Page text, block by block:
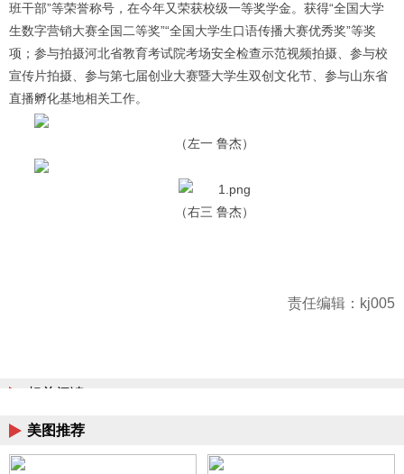
班干部”等荣誉称号，在今年又荣获校级一等奖学金。获得“全国大学
生数字营销大赛全国二等奖”“全国大学生口语传播大赛优秀奖”等奖
项；参与拍摄河北省教育考试院考场安全检查示范视频拍摄、参与校
宣传片拍摄、参与第七届创业大赛暨大学生双创文化节、参与山东省
直播孵化基地相关工作。
（左一 鲁杰）
（右三 鲁杰）
责任编辑：kj005
相关阅读
美图推荐